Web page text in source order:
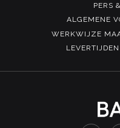
PERS
ALGEMENE
WERKWIJZE